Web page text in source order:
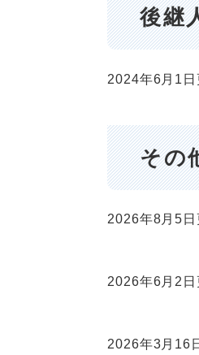
後継
2024年6月1日
その
2026年8月5日
2026年6月2日
2026年3月16